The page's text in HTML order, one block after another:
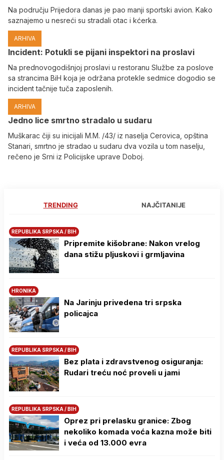
Na području Prijedora danas je pao manji sportski avion. Kako
saznajemo u nesreći su stradali otac i kćerka.
ARHIVA
Incident: Potukli se pijani inspektori na proslavi
Na prednovogodišnjoj proslavi u restoranu Službe za poslove
sa strancima BiH koja je održana protekle sedmice dogodio se
incident tačnije tuča zaposlenih.
ARHIVA
Јedno lice smrtno stradalo u sudaru
Muškarac čiji su inicijali M.M. /43/ iz naselja Cerovica, opština
Stanari, smrtno je stradao u sudaru dva vozila u tom naselju,
rečeno je Srni iz Policijske uprave Doboj.
TRENDING NAJČITANIJE
REPUBLIKA SRPSKA / BIH
Pripremite kišobrane: Nakon vrelog
dana stižu pljuskovi i grmljavina
HRONIKA
Na Јarinju privedena tri srpska
policajca
REPUBLIKA SRPSKA / BIH
Bez plata i zdravstvenog osiguranja:
Rudari treću noć proveli u jami
REPUBLIKA SRPSKA / BIH
Oprez pri prelasku granice: Zbog
nekoliko komada voća kazna može biti
i veća od 13.000 evra